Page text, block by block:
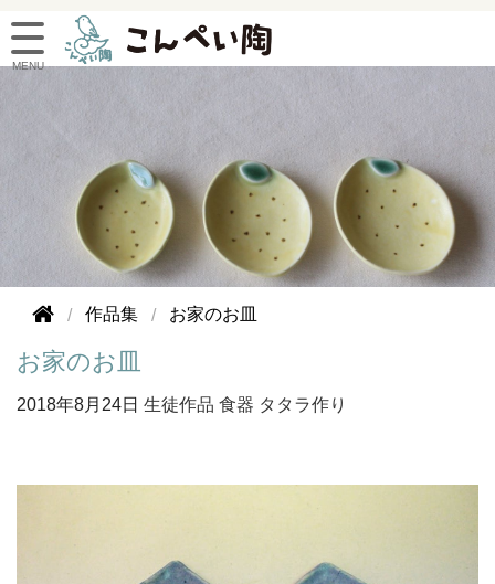
作品集 お家のお皿
お家のお皿
2018年8月24日 生徒作品 食器 タタラ作り